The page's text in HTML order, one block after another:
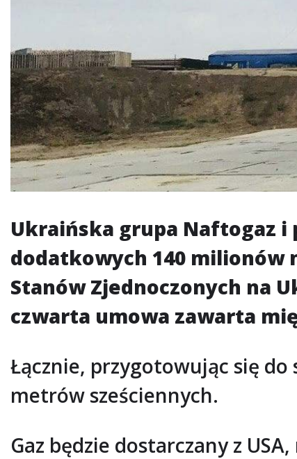
Ukraińska grupa Naftogaz i
dodatkowych 140 milionów
Stanów Zjednoczonych na
czwarta umowa zawarta
Łącznie, przygotowując się
metrów sześciennych.
Gaz będzie dostarczany z